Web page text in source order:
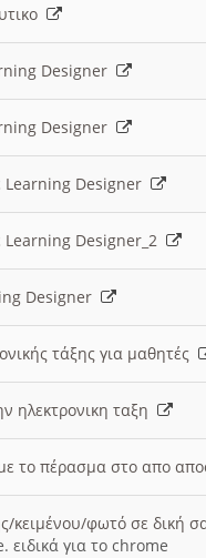
Designer
Designer
Learning Designer
Learning Designer_2
Designer
τάξης για μαθητές
ηλεκτρονικη ταξη
με το πέρασμα στο απο
κειμένου/φωτό σε δική
για το chrome